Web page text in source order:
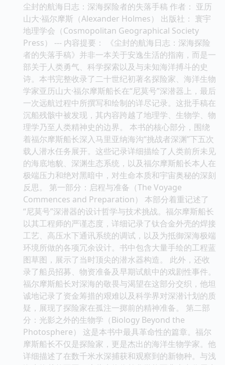
尘封的航海日志：深海探险者的失落手稿 作者： 亚历
山大·福尔摩斯（Alexander Holmes） 出版社： 寰宇
地理学会（Cosmopolitan Geographical Society
Press） --- 内容提要： 《尘封的航海日志：深海探险
者的失落手稿》并非一本关于安逸生活的指南，而是一
部关于人类勇气、科学探索以及与未知海洋搏斗的史
诗。本书完整收录了二十世纪初著名探险家、海洋生物
学家亚历山大·福尔摩斯船长在“尼莫号”深潜器上，最后
一次远航过程中所撰写和绘制的详尽记录。这批手稿在
沉船残骸中被发现，其内容跨越了地理学、生物学、物
理学乃至人类精神史的边界。 本书的核心部分，围绕
着福尔摩斯船长深入马里亚纳海沟“挑战者深渊”下五次
载人潜水任务展开。这些记录详细描绘了人类前所未见
的海底地貌、深渊生态系统，以及福尔摩斯船长本人在
极端压力和绝对黑暗中，对生命本质和宇宙奥秘的深刻
反思。 第一部分：启程与准备（The Voyage
Commences and Preparation） 本部分着重记述了
“尼莫号”深潜器的设计哲学与技术挑战。福尔摩斯船长
以其工程师的严谨态度，详细记录了钛合金外壳的焊接
工艺、高压水下通讯系统的调试，以及为抵御深海极端
环境所做的各项冗余设计。书中包含大量手绘的工程蓝
图草图，展示了当时顶尖的潜水器构造。 此外，还收
录了船员招募、物资准备及早期试航中的戏剧性事件。
福尔摩斯船长对深海的敬畏与渴望在这部分交织，他坦
诚地记录了资金筹措的艰难以及科学界对深潜计划的质
疑，展现了探险家在孤注一掷前的精神准备。 第二部
分：光影之外的生物学（Biology Beyond the
Photosphere） 这是本书中最具革命性的篇章。福尔
摩斯船长不仅是探险家，更是杰出的海洋生物学家。他
详细描述了在数千米水深捕获和观察到的新物种。与浅